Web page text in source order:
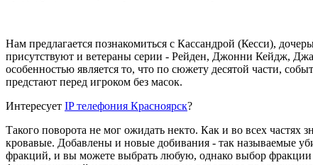
Нам предлагается познакомиться с Кассандрой (Кесси),
присутствуют и ветераны серии - Рейден, Джонни Кейдж,
особенностью является то, что по сюжету десятой части,
предстают перед игроком без масок.
Интересует IP телефония Красноярск?
Такого поворота не мог ожидать некто. Как и во всех
кровавые. Добавлены и новые добивания - так называемые
фракций, и вы можете выбрать любую, однако выбор фракции